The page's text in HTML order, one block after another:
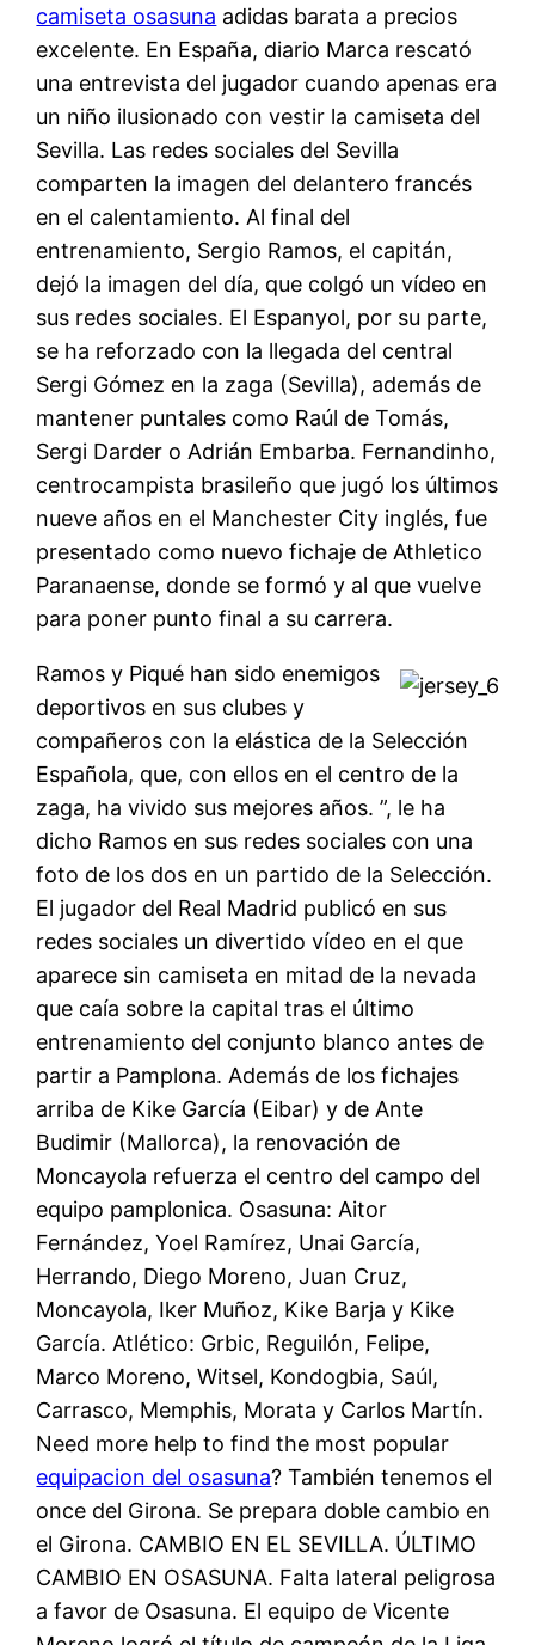
camiseta osasuna adidas barata a precios
excelente. En España, diario Marca rescató
una entrevista del jugador cuando apenas era
un niño ilusionado con vestir la camiseta del
Sevilla. Las redes sociales del Sevilla
comparten la imagen del delantero francés
en el calentamiento. Al final del
entrenamiento, Sergio Ramos, el capitán,
dejó la imagen del día, que colgó un vídeo en
sus redes sociales. El Espanyol, por su parte,
se ha reforzado con la llegada del central
Sergi Gómez en la zaga (Sevilla), además de
mantener puntales como Raúl de Tomás,
Sergi Darder o Adrián Embarba. Fernandinho,
centrocampista brasileño que jugó los últimos
nueve años en el Manchester City inglés, fue
presentado como nuevo fichaje de Athletico
Paranaense, donde se formó y al que vuelve
para poner punto final a su carrera.
Ramos y Piqué han sido enemigos
deportivos en sus clubes y
compañeros con la elástica de la Selección
Española, que, con ellos en el centro de la
zaga, ha vivido sus mejores años. ”, le ha
dicho Ramos en sus redes sociales con una
foto de los dos en un partido de la Selección.
El jugador del Real Madrid publicó en sus
redes sociales un divertido vídeo en el que
aparece sin camiseta en mitad de la nevada
que caía sobre la capital tras el último
entrenamiento del conjunto blanco antes de
partir a Pamplona. Además de los fichajes
arriba de Kike García (Eibar) y de Ante
Budimir (Mallorca), la renovación de
Moncayola refuerza el centro del campo del
equipo pamplonica. Osasuna: Aitor
Fernández, Yoel Ramírez, Unai García,
Herrando, Diego Moreno, Juan Cruz,
Moncayola, Iker Muñoz, Kike Barja y Kike
García. Atlético: Grbic, Reguilón, Felipe,
Marco Moreno, Witsel, Kondogbia, Saúl,
Carrasco, Memphis, Morata y Carlos Martín.
Need more help to find the most popular
equipacion del osasuna? También tenemos el
once del Girona. Se prepara doble cambio en
el Girona. CAMBIO EN EL SEVILLA. ÚLTIMO
CAMBIO EN OSASUNA. Falta lateral peligrosa
a favor de Osasuna. El equipo de Vicente